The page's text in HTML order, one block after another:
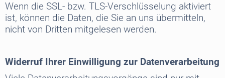
Wenn die SSL- bzw. TLS-Verschlüsselung aktiviert
ist, können die Daten, die Sie an uns übermitteln,
nicht von Dritten mitgelesen werden.
Widerruf Ihrer Einwilligung zur Datenverarbeitung